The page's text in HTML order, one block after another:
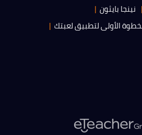
نينجا بايثون
الأولى لتطبيق لعبتك